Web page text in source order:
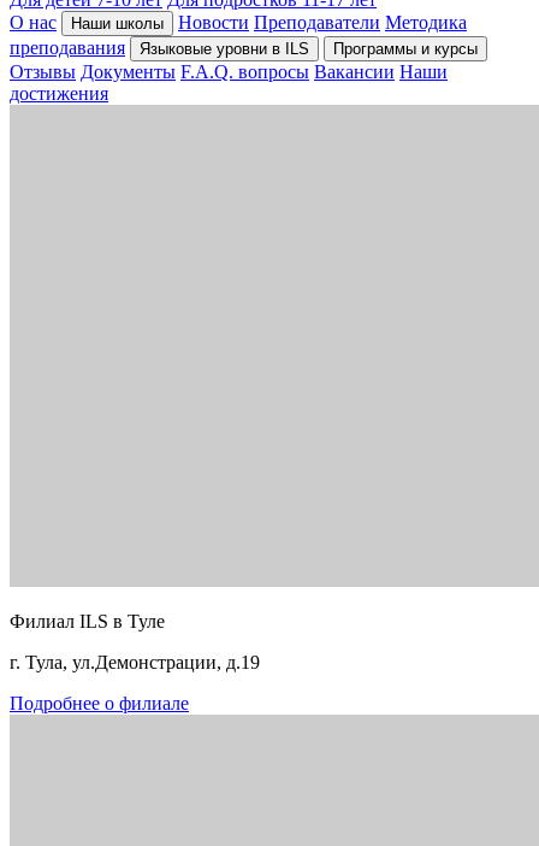
О нас
Наши школы Новости Преподаватели Методика
преподавания
Языковые уровни в ILS Программы и курсы
Отзывы Документы F.A.Q. вопросы Вакансии Наши
достижения
Филиал ILS в Туле
г. Тула, ул.Демонстрации, д.19
Подробнее о филиале